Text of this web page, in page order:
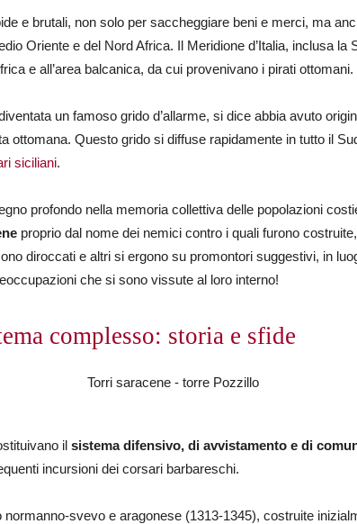
e brutali, non solo per saccheggiare beni e merci, ma
Oriente e del Nord Africa. Il Meridione d’Italia, inclusa la
e all’area balcanica, da cui provenivano i pirati ottomani.
un famoso grido d’allarme, si dice abbia avuto
ottomana. Questo grido si diffuse rapidamente in tutto il
siciliani.
profondo nella memoria collettiva delle popolazioni
proprio dal nome dei nemici contro i quali furono
diroccati e altri si ergono su promontori suggestivi, in
che si sono vissute al loro interno!
complesso: storia e sfide
il sistema difensivo, di avvistamento e di
incursioni dei corsari barbareschi.
svevo e aragonese (1313-1345), costruite